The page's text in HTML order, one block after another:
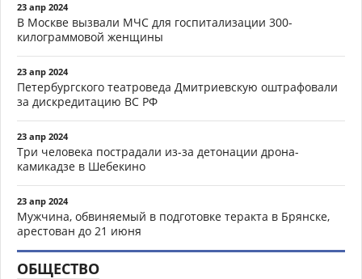
23 апр 2024
В Москве вызвали МЧС для госпитализации 300-
килограммовой женщины
23 апр 2024
Петербургского театроведа Дмитриевскую оштрафовали
за дискредитацию ВС РФ
23 апр 2024
Три человека пострадали из-за детонации дрона-
камикадзе в Шебекино
23 апр 2024
Мужчина, обвиняемый в подготовке теракта в Брянске,
арестован до 21 июня
ОБЩЕСТВО